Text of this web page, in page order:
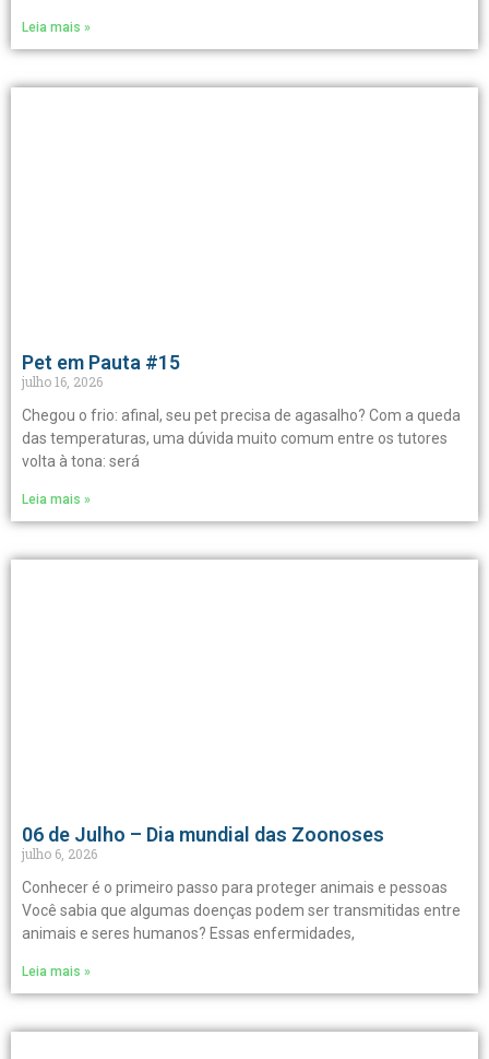
Leia mais »
Pet em Pauta #15
julho 16, 2026
Chegou o frio: afinal, seu pet precisa de agasalho? Com a queda
das temperaturas, uma dúvida muito comum entre os tutores
volta à tona: será
Leia mais »
06 de Julho – Dia mundial das Zoonoses
julho 6, 2026
Conhecer é o primeiro passo para proteger animais e pessoas
Você sabia que algumas doenças podem ser transmitidas entre
animais e seres humanos? Essas enfermidades,
Leia mais »